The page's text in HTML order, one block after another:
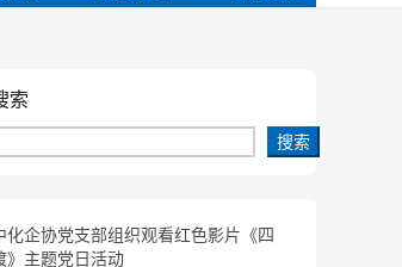
索
搜索
化企协党支部组织观看红色影片《四
》主题党日活动